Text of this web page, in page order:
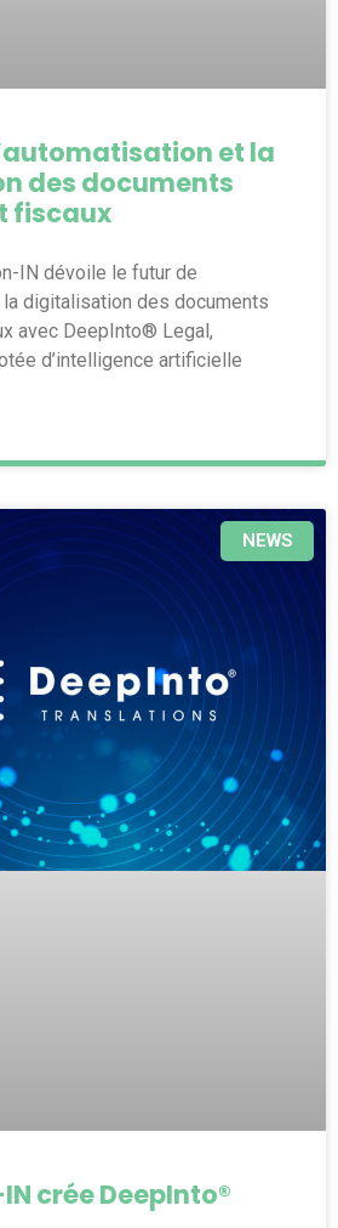
et la
des documents
fiscaux
IN dévoile le futur de
la digitalisation des documents
avec DeepInto® Legal,
d’intelligence artificielle
NEWS
crée DeepInto®